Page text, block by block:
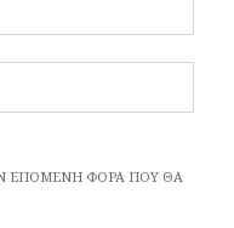
ΕΠΌΜΕΝΗ ΦΟΡΆ ΠΟΥ ΘΑ